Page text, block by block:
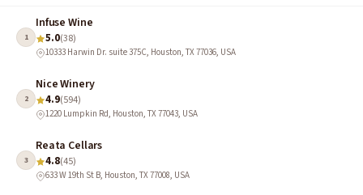
1
Infuse Wine
5.0(38)
10333 Harwin Dr. suite 375C, Houston, TX 77036, USA
2
Nice Winery
4.9(594)
1220 Lumpkin Rd, Houston, TX 77043, USA
3
Reata Cellars
4.8(45)
633 W 19th St B, Houston, TX 77008, USA